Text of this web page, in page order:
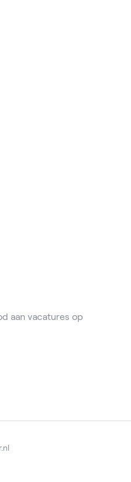
aan vacatures op